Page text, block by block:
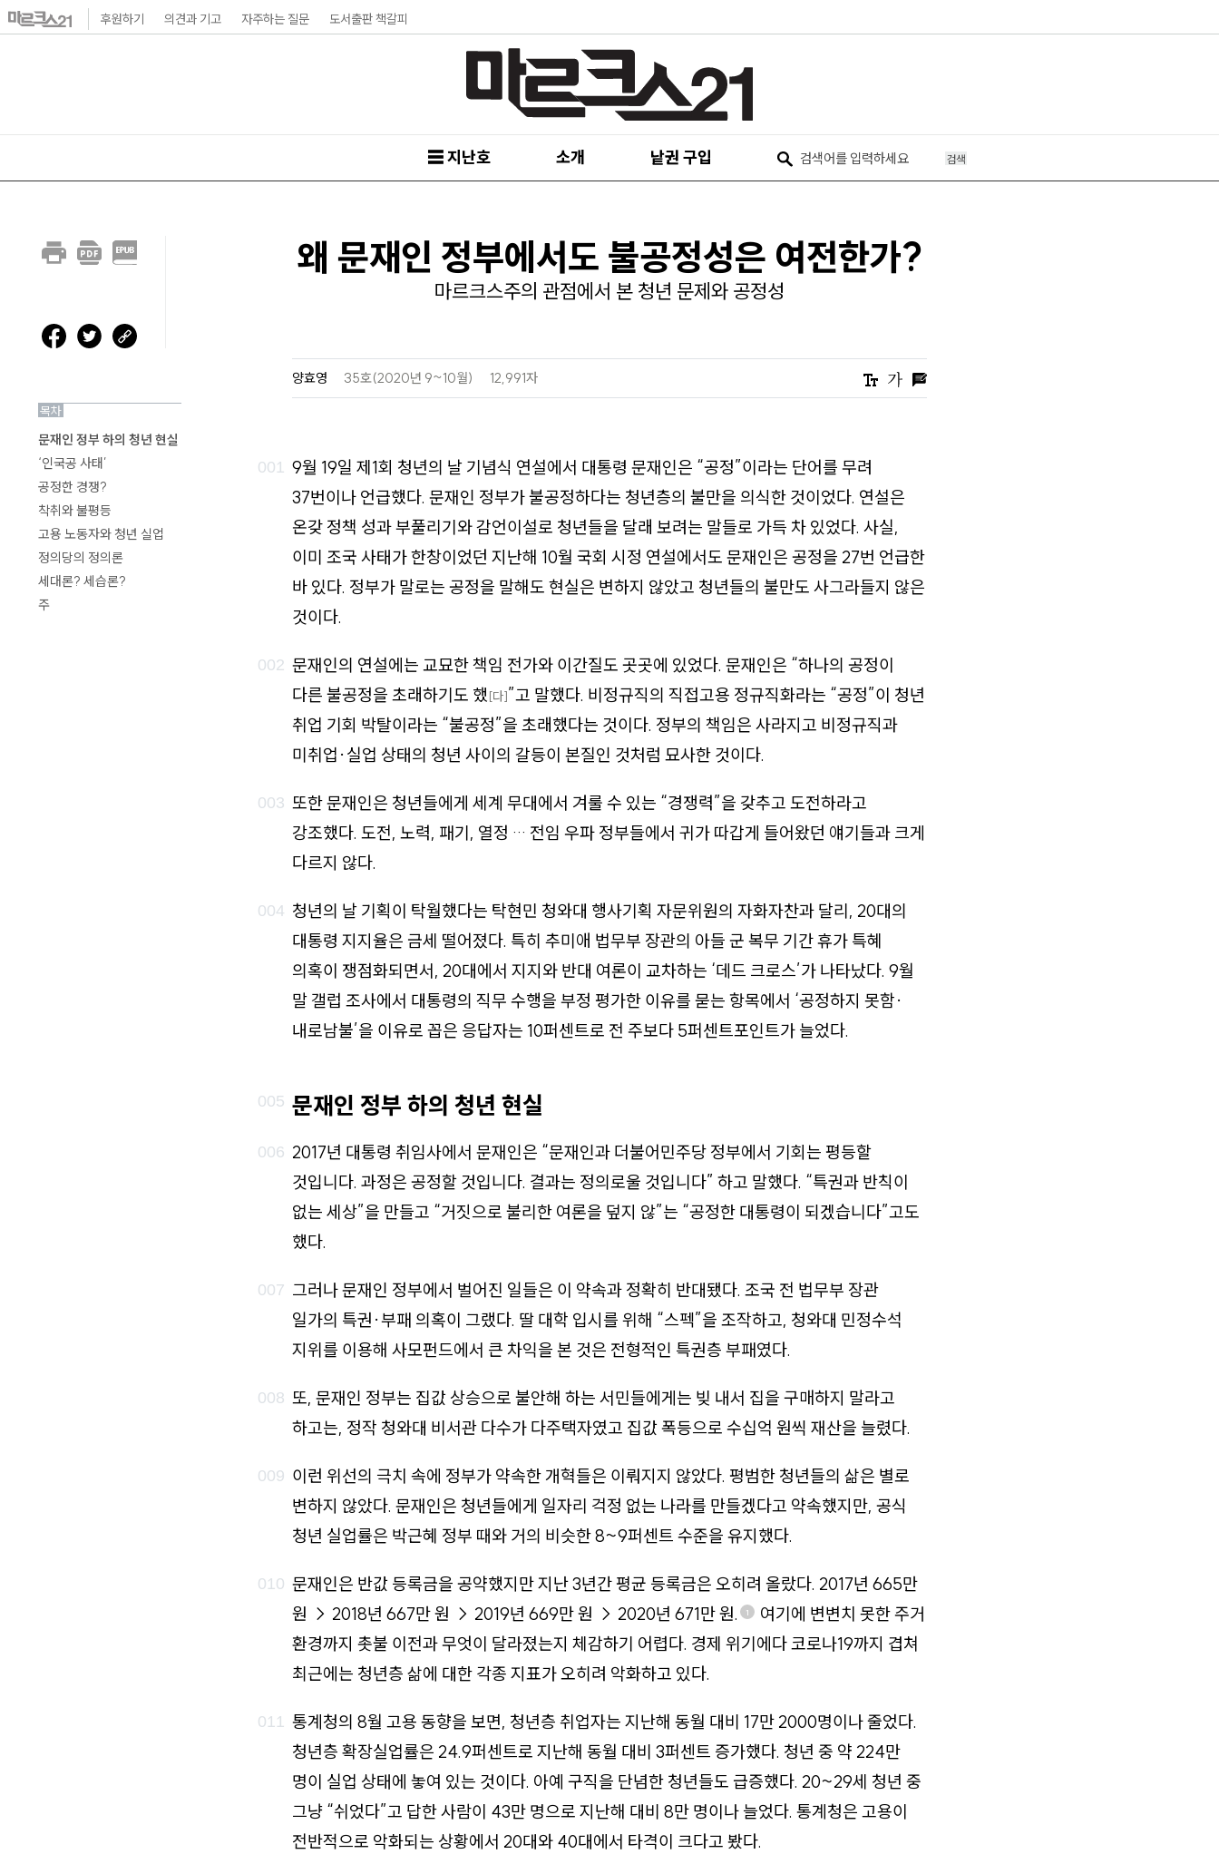
본
메
후원하기 의견과 기고 자주하는 질문 도서출판 책갈피
☰ 지난호 소개 낱권 구입 검색
목차
문재인 정부 하의 청년 현실
‘인국공 사태’
공정한 경쟁?
착취와 불평등
고용 노동자와 청년 실업
정의당의 정의론
세대론? 세습론?
주
왜 문재인 정부에서도 불공정성은 여전한가?
마르크스주의 관점에서 본 청년 문제와 공정성
양효영 35호(2020년 9~10월) 12,991자
9월 19일 제1회 청년의 날 기념식 연설에서 대통령 문재인은 “공정”이라는 단어를 무려
37번이나 언급했다. 문재인 정부가 불공정하다는 청년층의 불만을 의식한 것이었다. 연설은
온갖 정책 성과 부풀리기와 감언이설로 청년들을 달래 보려는 말들로 가득 차 있었다. 사실,
이미 조국 사태가 한창이었던 지난해 10월 국회 시정 연설에서도 문재인은 공정을 27번 언급한
바 있다. 정부가 말로는 공정을 말해도 현실은 변하지 않았고 청년들의 불만도 사그라들지 않은
것이다.
문재인의 연설에는 교묘한 책임 전가와 이간질도 곳곳에 있었다. 문재인은 “하나의 공정이
다른 불공정을 초래하기도 했[다]”고 말했다. 비정규직의 직접고용 정규직화라는 “공정”이 청년
취업 기회 박탈이라는 “불공정”을 초래했다는 것이다. 정부의 책임은 사라지고 비정규직과
미취업·실업 상태의 청년 사이의 갈등이 본질인 것처럼 묘사한 것이다.
또한 문재인은 청년들에게 세계 무대에서 겨룰 수 있는 “경쟁력”을 갖추고 도전하라고
강조했다. 도전, 노력, 패기, 열정 … 전임 우파 정부들에서 귀가 따갑게 들어왔던 얘기들과 크게
다르지 않다.
청년의 날 기획이 탁월했다는 탁현민 청와대 행사기획 자문위원의 자화자찬과 달리, 20대의
대통령 지지율은 금세 떨어졌다. 특히 추미애 법무부 장관의 아들 군 복무 기간 휴가 특혜
의혹이 쟁점화되면서, 20대에서 지지와 반대 여론이 교차하는 ‘데드 크로스’가 나타났다. 9월
말 갤럽 조사에서 대통령의 직무 수행을 부정 평가한 이유를 묻는 항목에서 ‘공정하지 못함·
내로남불’을 이유로 꼽은 응답자는 10퍼센트로 전 주보다 5퍼센트포인트가 늘었다.
문재인 정부 하의 청년 현실
2017년 대통령 취임사에서 문재인은 “문재인과 더불어민주당 정부에서 기회는 평등할
것입니다. 과정은 공정할 것입니다. 결과는 정의로울 것입니다” 하고 말했다. “특권과 반칙이
없는 세상”을 만들고 “거짓으로 불리한 여론을 덮지 않”는 “공정한 대통령이 되겠습니다”고도
했다.
그러나 문재인 정부에서 벌어진 일들은 이 약속과 정확히 반대됐다. 조국 전 법무부 장관
일가의 특권·부패 의혹이 그랬다. 딸 대학 입시를 위해 “스펙”을 조작하고, 청와대 민정수석
지위를 이용해 사모펀드에서 큰 차익을 본 것은 전형적인 특권층 부패였다.
또, 문재인 정부는 집값 상승으로 불안해 하는 서민들에게는 빚 내서 집을 구매하지 말라고
하고는, 정작 청와대 비서관 다수가 다주택자였고 집값 폭등으로 수십억 원씩 재산을 늘렸다.
이런 위선의 극치 속에 정부가 약속한 개혁들은 이뤄지지 않았다. 평범한 청년들의 삶은 별로
변하지 않았다. 문재인은 청년들에게 일자리 걱정 없는 나라를 만들겠다고 약속했지만, 공식
청년 실업률은 박근혜 정부 때와 거의 비슷한 8~9퍼센트 수준을 유지했다.
문재인은 반값 등록금을 공약했지만 지난 3년간 평균 등록금은 오히려 올랐다. 2017년 665만
원 → 2018년 667만 원 → 2019년 669만 원 → 2020년 671만 원.
1
여기에 변변치 못한 주거
환경까지 촛불 이전과 무엇이 달라졌는지 체감하기 어렵다. 경제 위기에다 코로나19까지 겹쳐
최근에는 청년층 삶에 대한 각종 지표가 오히려 악화하고 있다.
통계청의 8월 고용 동향을 보면, 청년층 취업자는 지난해 동월 대비 17만 2000명이나 줄었다.
청년층 확장실업률은 24.9퍼센트로 지난해 동월 대비 3퍼센트 증가했다. 청년 중 약 224만
명이 실업 상태에 놓여 있는 것이다. 아예 구직을 단념한 청년들도 급증했다. 20~29세 청년 중
그냥 “쉬었다”고 답한 사람이 43만 명으로 지난해 대비 8만 명이나 늘었다. 통계청은 고용이
전반적으로 악화되는 상황에서 20대와 40대에서 타격이 크다고 봤다.